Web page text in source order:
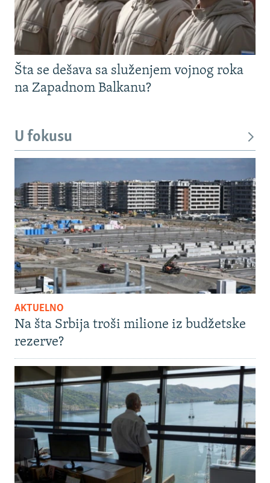
Šta se dešava sa služenjem vojnog roka
na Zapadnom Balkanu?
U fokusu
AKTUELNO
Na šta Srbija troši milione iz budžetske
rezerve?